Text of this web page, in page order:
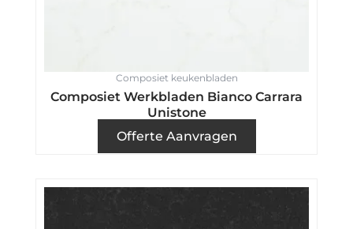
Composiet keukenbladen
Composiet Werkbladen Bianco Carrara
Unistone
Offerte Aanvragen